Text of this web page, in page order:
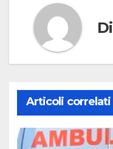
Di
Articoli correlati